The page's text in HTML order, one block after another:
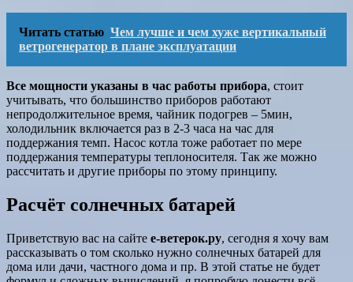
Читать статью Чем лучше и чем хуже вертикальный
ветрогенератор в плане эксплуатации
Все мощности указаны в час работы прибора, стоит
учитывать, что большинство приборов работают
непродолжительное время, чайник подогрев – 5мин,
холодильник включается раз в 2-3 часа на час для
поддержания темп. Насос котла тоже работает по мере
поддержания температуры теплоносителя. Так же можно
рассчитать и другие приборы по этому принципу.
Расчёт солнечных батарей
Приветствую вас на сайте е-ветерок.ру, сегодня я хочу вам
рассказывать о том сколько нужно солнечных батарей для
дома или дачи, частного дома и пр. В этой статье не будет